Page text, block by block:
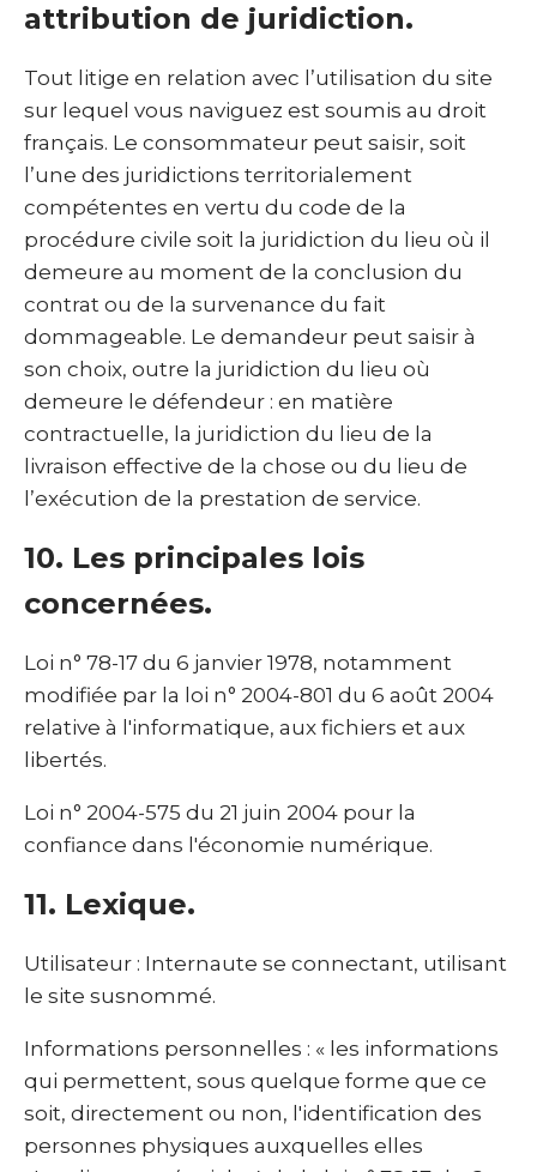
attribution de juridiction.
Tout litige en relation avec l’utilisation du site
sur lequel vous naviguez est soumis au droit
français. Le consommateur peut saisir, soit
l’une des juridictions territorialement
compétentes en vertu du code de la
procédure civile soit la juridiction du lieu où il
demeure au moment de la conclusion du
contrat ou de la survenance du fait
dommageable. Le demandeur peut saisir à
son choix, outre la juridiction du lieu où
demeure le défendeur : en matière
contractuelle, la juridiction du lieu de la
livraison effective de la chose ou du lieu de
l’exécution de la prestation de service.
10. Les principales lois
concernées.
Loi n° 78-17 du 6 janvier 1978, notamment
modifiée par la loi n° 2004-801 du 6 août 2004
relative à l'informatique, aux fichiers et aux
libertés.
Loi n° 2004-575 du 21 juin 2004 pour la
confiance dans l'économie numérique.
11. Lexique.
Utilisateur : Internaute se connectant, utilisant
le site susnommé.
Informations personnelles : « les informations
qui permettent, sous quelque forme que ce
soit, directement ou non, l'identification des
personnes physiques auxquelles elles